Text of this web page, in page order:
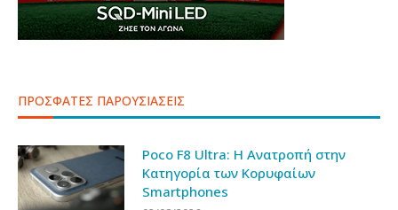
ΠΡΟΣΦΑΤΕΣ ΠΑΡΟΥΣΙΑΣΕΙΣ
Poco F8 Ultra: Η Ανατροπή στην
Κατηγορία των Κορυφαίων
Smartphones